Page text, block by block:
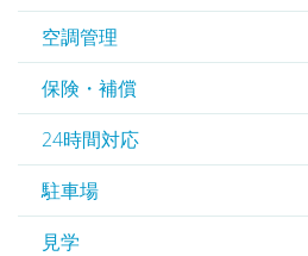
空調管理
保険・補償
24時間対応
駐車場
見学